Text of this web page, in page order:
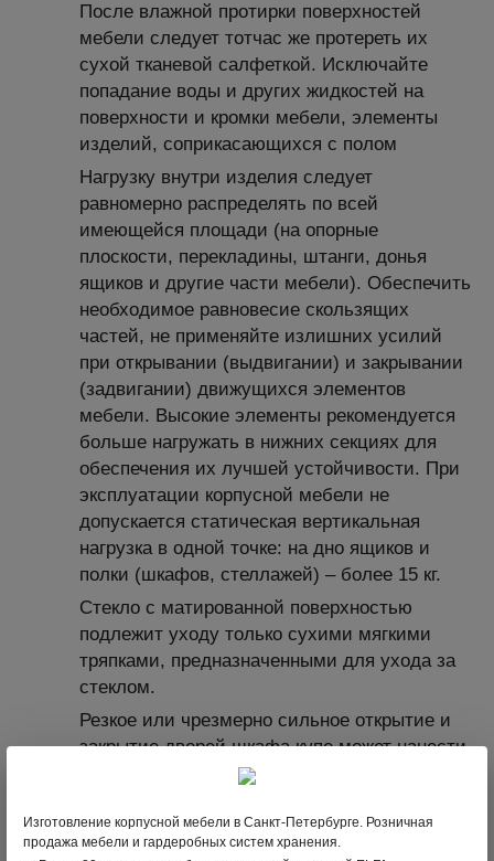
После влажной протирки поверхностей
мебели следует тотчас же протереть их
сухой тканевой салфеткой. Исключайте
попадание воды и других жидкостей на
поверхности и кромки мебели, элементы
изделий, соприкасающихся с полом
Нагрузку внутри изделия следует
равномерно распределять по всей
имеющейся площади (на опорные
плоскости, перекладины, штанги, донья
ящиков и другие части мебели). Обеспечить
необходимое равновесие скользящих
частей, не применяйте излишних усилий
при открывании (выдвигании) и закрывании
(задвигании) движущихся элементов
мебели. Высокие элементы рекомендуется
больше нагружать в нижних секциях для
обеспечения их лучшей устойчивости. При
эксплуатации корпусной мебели не
допускается статическая вертикальная
нагрузка в одной точке: на дно ящиков и
полки (шкафов, стеллажей) – более 15 кг.
Стекло с матированной поверхностью
подлежит уходу только сухими мягкими
тряпками, предназначенными для ухода за
стеклом.
Резкое или чрезмерно сильное открытие и
закрытие дверей шкафа купе может нанести
повреждение крепежным элементам.
ширине в изделия, должны соединяться
Изготовление корпусной мебели в Санкт-Петербурге. Розничная
продажа мебели и гардеробных систем хранения.